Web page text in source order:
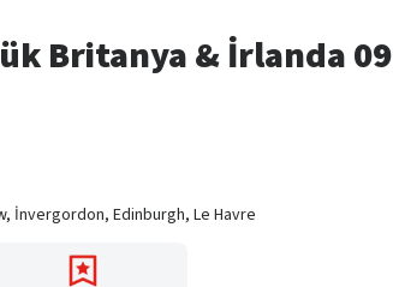
Britanya & İrlanda 09
İnvergordon, Edinburgh, Le Havre